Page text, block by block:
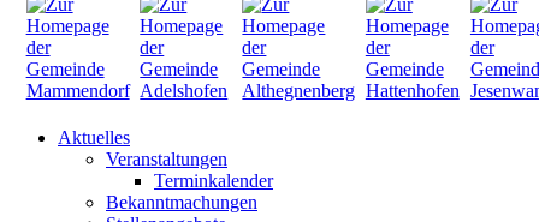
Aktuelles
Veranstaltungen
Terminkalender
Bekanntmachungen